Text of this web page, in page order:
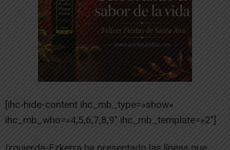
[ihc-hide-content ihc_mb_type=»show»
ihc_mb_who=»4,5,6,7,8,9″ ihc_mb_template=»2″]
Izquierda-Ezkerra ha presentado las líneas que